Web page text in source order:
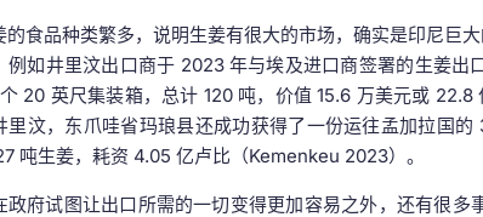
的食品种类繁多，说明生姜有很大的市场，确实是印尼巨
例如井里汶出口商于 2023 年与埃及进口商签署的生姜出
20 英尺集装箱，总计 120 吨，价值 15.6 万美元或
里汶，东爪哇省玛琅县还成功获得了一份运往孟加拉国
吨生姜，耗资 4.05 亿卢比（Kemenkeu 2023）。
政府试图让出口所需的一切变得更加容易之外，还有很多